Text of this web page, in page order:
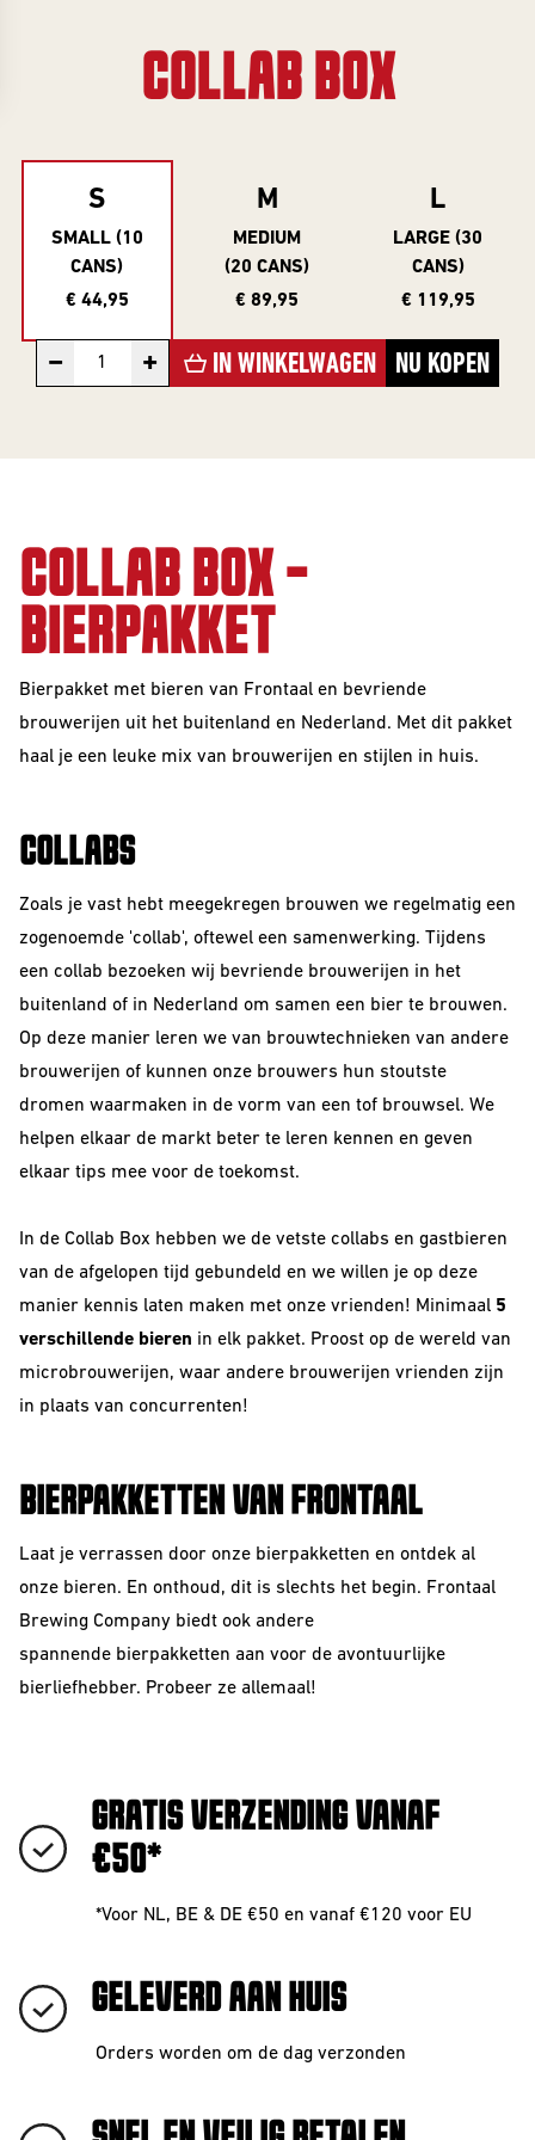
SERIES
Core Range
Smooth
Criminals
For The Love Of
Piece of Cake
STIJLEN
Bokbier
Alcohol Vrij /
Arm
Donkere Bieren
Barrel Aged
Sour
Join our beerclub now!
Informatie &
Beer Club
account
Beer Club
Exclusives
BEER CLUB
The Beer Club
Podcast
BEER CLUB
BIEREN
Bieren
INFORMATIE
INVESTOR
EXCLUSIVES
Investor
Exclusives
INFORMATIE
Over Frontaal
Rondleiding
Brouwerij
VOOR
BEDRIJVEN
Huurbrouwen
Downloads
COLLAB BOX
S
SMALL (10
CANS)
€ 44,95
M
MEDIUM
(20 CANS)
€ 89,95
L
LARGE (30
CANS)
€ 119,95
− + IN WINKELWAGEN NU KOPEN
COLLAB BOX -
BIERPAKKET
Bierpakket met bieren van Frontaal en bevriende
brouwerijen uit het buitenland en Nederland. Met dit pakket
haal je een leuke mix van brouwerijen en stijlen in huis.
COLLABS
Zoals je vast hebt meegekregen brouwen we regelmatig een
zogenoemde 'collab', oftewel een samenwerking. Tijdens
een collab bezoeken wij bevriende brouwerijen in het
buitenland of in Nederland om samen een bier te brouwen.
Op deze manier leren we van brouwtechnieken van andere
brouwerijen of kunnen onze brouwers hun stoutste
dromen waarmaken in de vorm van een tof brouwsel. We
helpen elkaar de markt beter te leren kennen en geven
elkaar tips mee voor de toekomst.
In de Collab Box hebben we de vetste collabs en gastbieren
van de afgelopen tijd gebundeld en we willen je op deze
manier kennis laten maken met onze vrienden! Minimaal 5
verschillende bieren in elk pakket. Proost op de wereld van
microbrouwerijen, waar andere brouwerijen vrienden zijn
in plaats van concurrenten!
BIERPAKKETTEN VAN FRONTAAL
Laat je verrassen door onze bierpakketten en ontdek al
onze bieren. En onthoud, dit is slechts het begin. Frontaal
Brewing Company biedt ook andere
spannende bierpakketten aan voor de avontuurlijke
bierliefhebber. Probeer ze allemaal!
GRATIS VERZENDING VANAF
€50*
*Voor NL, BE & DE €50 en vanaf €120 voor EU
GELEVERD AAN HUIS
Orders worden om de dag verzonden